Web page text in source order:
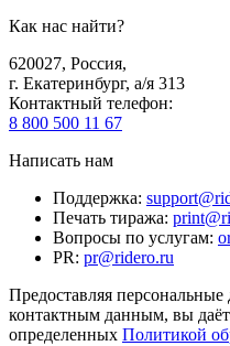
Как нас найти?
620027, Россия,
г. Екатеринбург, а/я 313
Контактный телефон:
8 800 500 11 67
Написать нам
Поддержка:
Печать тиража:
Вопросы по услугам:
PR: pr@ridero.ru
Предоставляя
контактным данным, вы
определенных Политикой